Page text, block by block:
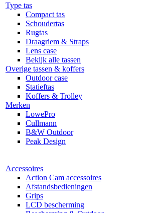
Type tas
Compact tas
Schoudertas
Rugtas
Draagriem & Straps
Lens case
Bekijk alle tassen
Overige tassen & koffers
Outdoor case
Statieftas
Koffers & Trolley
Merken
LowePro
Cullmann
B&W Outdoor
Peak Design
Accessoires
Action Cam accessoires
Afstandsbedieningen
Grips
LCD bescherming